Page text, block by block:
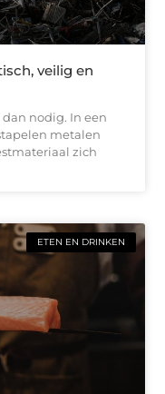
veilig en
nodig. In een
metalen
zich
ETEN EN DRINKEN